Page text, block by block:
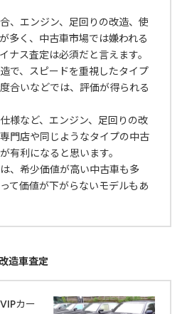
、エンジン、足回りの改造、使
多く、中古車市場では嫌われる
ナス査定は必須だと言えます。
で、スピードを重視したタイプ
合いなどでは、評価が得られる
様など、エンジン、足回りの改
門店や同じようなタイプの中古
有利になると思います。
、希少価値が高い中古車も多
て価値が下がらないモデルもあ
造車査定
カー